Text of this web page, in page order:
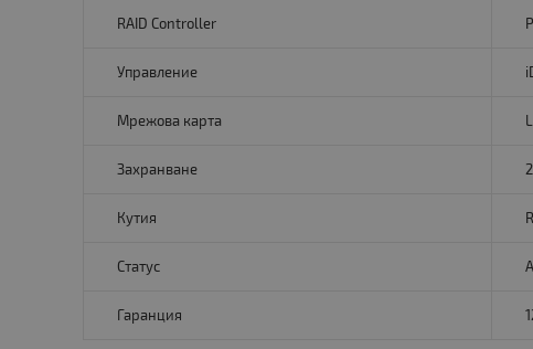
RAID Controller
Управление
Мрежова карта
Захранване
Кутия
Статус
Гаранция